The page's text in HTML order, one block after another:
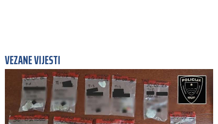
VEZANE VIJESTI